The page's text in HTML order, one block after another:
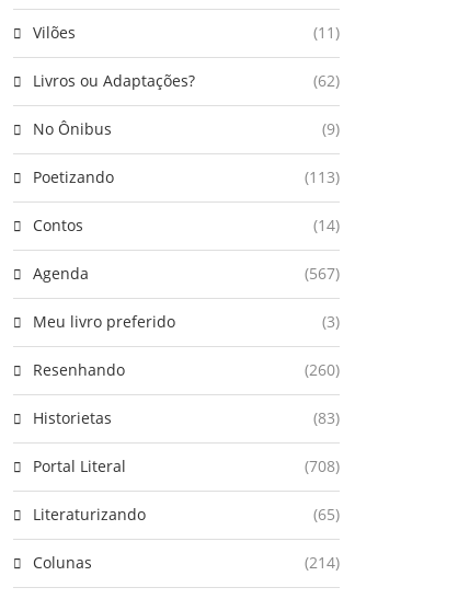
Vilões (11)
Livros ou Adaptações? (62)
No Ônibus (9)
Poetizando (113)
Contos (14)
Agenda (567)
Meu livro preferido (3)
Resenhando (260)
Historietas (83)
Portal Literal (708)
Literaturizando (65)
Colunas (214)